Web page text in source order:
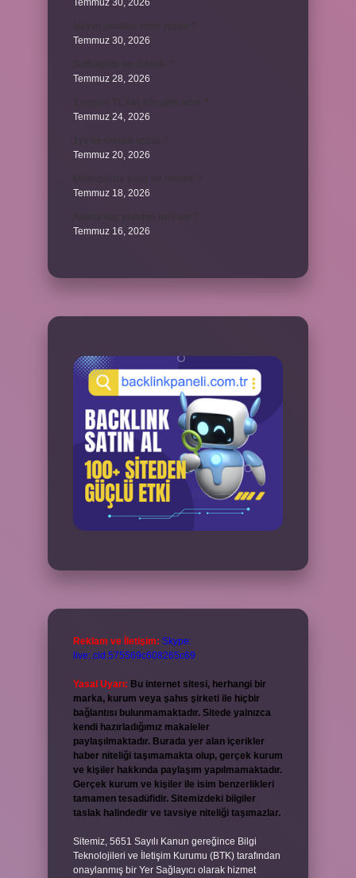
Temmuz 30, 2026
Temmuz 30, 2026
Temmuz 28, 2026
Temmuz 24, 2026
Temmuz 20, 2026
Temmuz 18, 2026
Temmuz 16, 2026
Reklam ve İletişim: Skype:
live:.cid.575569c608265c69
Yasal Uyarı: Bu internet sitesi, herhangi bir
marka, kurum veya şahıs şirketi ile hiçbir
bağlantısı bulunmamaktadır. Sitede yalnızca
kendi hazırladığımız makaleler
paylaşılmaktadır. Burada yer alan içerikler
haber niteliği taşımamakta olup, gerçek kurum
ve kişiler hakkında paylaşım yapılmamaktadır.
Gerçek kurum ve kişiler ile isim benzerlikleri
tamamen tesadüfidir. Sitemizdeki bilgiler
taslak halindedir ve tavsiye niteliği taşımazlar.
Sitemiz, 5651 Sayılı Kanun gereğince Bilgi
Teknolojileri ve İletişim Kurumu (BTK) tarafından
onaylanmış bir Yer Sağlayıcı olarak hizmet